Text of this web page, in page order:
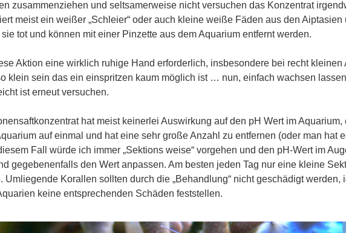
zusammenziehen und seltsamerweise nicht versuchen das Konzentrat
meist ein weißer „Schleier“ oder auch kleine weiße Fäden aus den Aiptasien
tot und können mit einer Pinzette aus dem Aquarium entfernt werden.
Aktion eine wirklich ruhige Hand erforderlich, insbesondere bei recht kleinen
klein sein das ein einspritzen kaum möglich ist … nun, einfach wachsen
ist erneut versuchen.
hat meist keinerlei Auswirkung auf den pH Wert im Aquarium,
auf einmal und hat eine sehr große Anzahl zu entfernen (oder man hat
Fall würde ich immer „Sektions weise“ vorgehen und den pH-Wert im
gegebenenfalls den Wert anpassen. Am besten jeden Tag nur eine kleine
Umliegende Korallen sollten durch die „Behandlung“ nicht geschädigt werden,
keine entsprechenden Schäden feststellen.